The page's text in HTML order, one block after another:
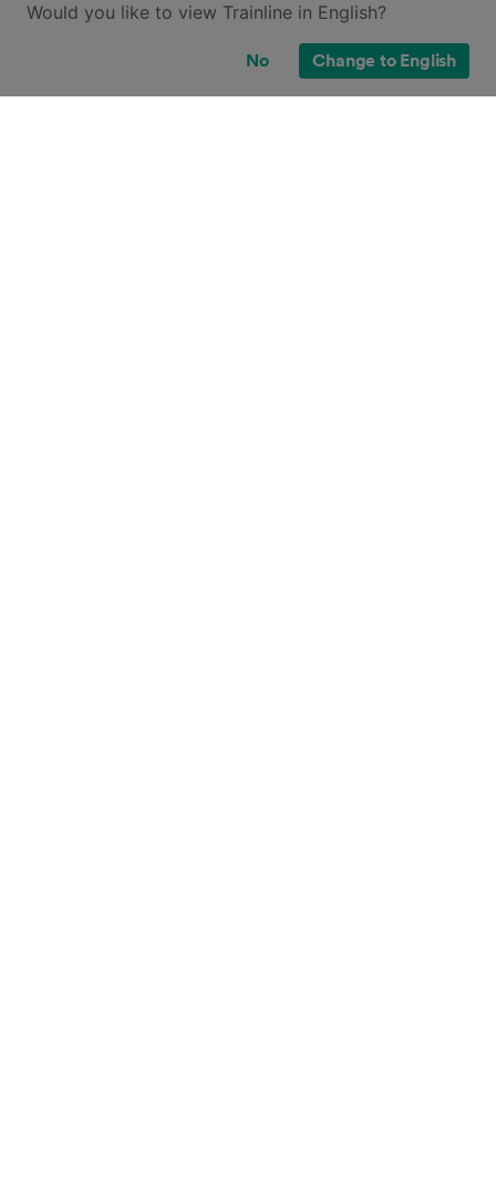
Would you like to view Trainline in English?
No Change to English